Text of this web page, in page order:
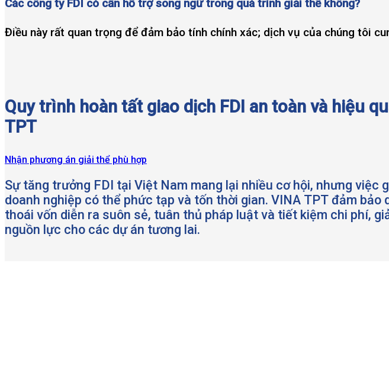
Các công ty FDI có cần hỗ trợ song ngữ trong quá trình giải thể không?
Điều này rất quan trọng để đảm bảo tính chính xác; dịch vụ của chúng tôi
Quy trình hoàn tất giao dịch FDI an toàn và hiệu
TPT
Nhận phương án giải thể phù hợp
Sự tăng trưởng FDI tại Việt Nam mang lại nhiều cơ hội, nhưng việc
doanh nghiệp có thể phức tạp và tốn thời gian. VINA TPT đảm bảo
thoái vốn diễn ra suôn sẻ, tuân thủ pháp luật và tiết kiệm chi phí,
nguồn lực cho các dự án tương lai.